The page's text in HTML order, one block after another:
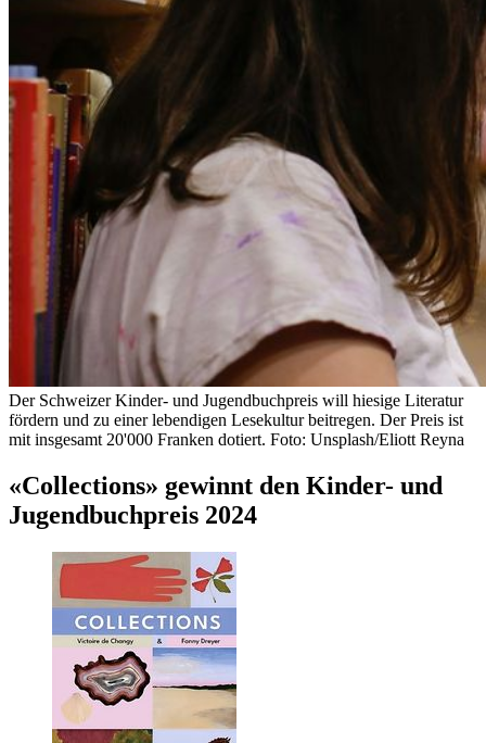
Der Schweizer Kinder- und Jugendbuchpreis will hiesige Literatur
fördern und zu einer lebendigen Lesekultur beitregen. Der Preis ist
mit insgesamt 20'000 Franken dotiert. Foto: Unsplash/Eliott Reyna
«Collections» gewinnt den Kinder- und
Jugendbuchpreis 2024